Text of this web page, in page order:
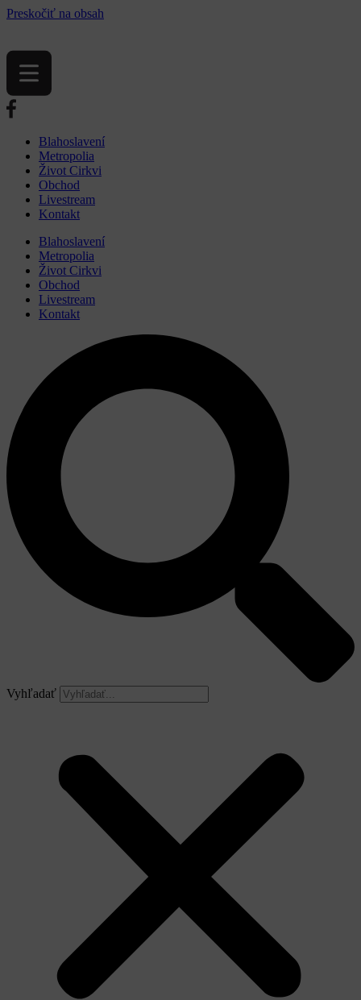
Preskočiť na obsah
Blahoslavení
Metropolia
Život Cirkvi
Obchod
Livestream
Kontakt
Blahoslavení
Metropolia
Život Cirkvi
Obchod
Livestream
Kontakt
Vyhľadať